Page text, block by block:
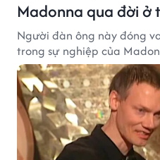
Madonna qua đời ở
Người đàn ông này đóng
trong sự nghiệp của